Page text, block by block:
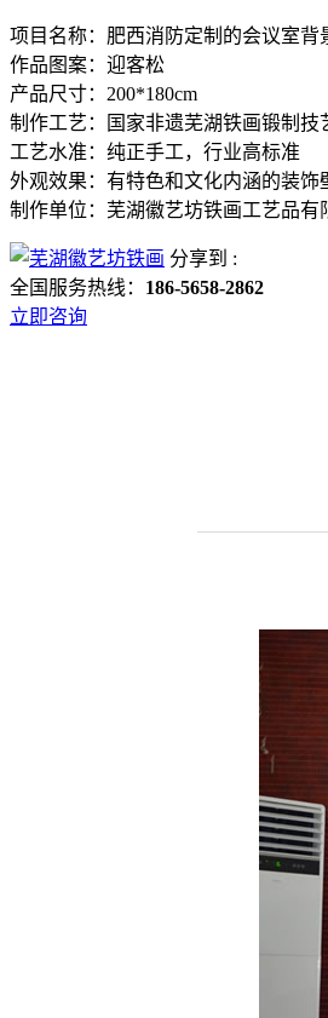
项目名称：肥西消防定制的会议室背
作品图案：迎客松
产品尺寸：200*180cm
制作工艺：国家非遗芜湖铁画锻制技
工艺水准：纯正手工，行业高标准
外观效果：有特色和文化内涵的装饰
制作单位：芜湖徽艺坊铁画工艺品有
分享到 :
全国服务热线： 186-5658-2862
立即咨询